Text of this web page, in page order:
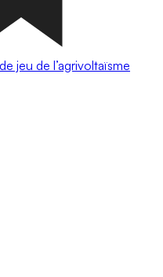
jeu de l’agrivoltaïsme